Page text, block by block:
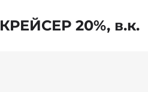
КРЕЙСЕР 20%, в.к.